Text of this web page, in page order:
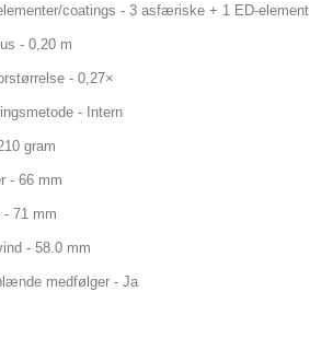
coatings - 3 asfæriske + 1 ED-element
- 0,20 m
- 0,27×
- Intern
gram
- 66 mm
71 mm
- 58.0 mm
medfølger - Ja